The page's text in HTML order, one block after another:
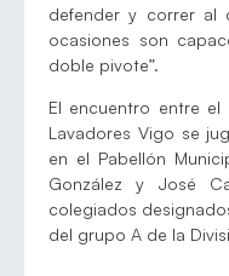
defender y correr al
ocasiones son
doble pivote”.
El encuentro entre
Lavadores Vigo se
en el Pabellón
González y José
colegiados
del grupo A de la